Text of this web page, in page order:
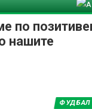
по
нашите
ФУДБАЛ